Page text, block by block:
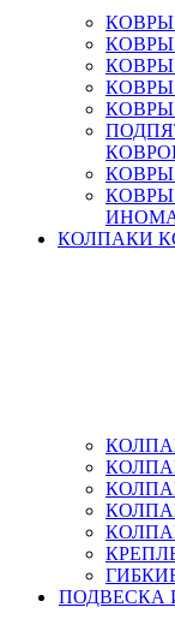
КОВРЫ
КОВРЫ
КОЛПАКИ
ПОДВЕСКА